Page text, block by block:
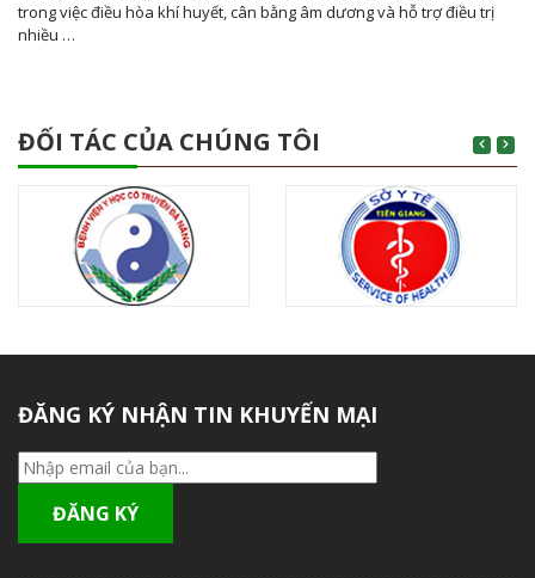
trong việc điều hòa khí huyết, cân bằng âm dương và hỗ trợ điều trị
nhiều …
ĐỐI TÁC CỦA CHÚNG TÔI Previous
Next
ĐĂNG KÝ NHẬN TIN KHUYẾN MẠI